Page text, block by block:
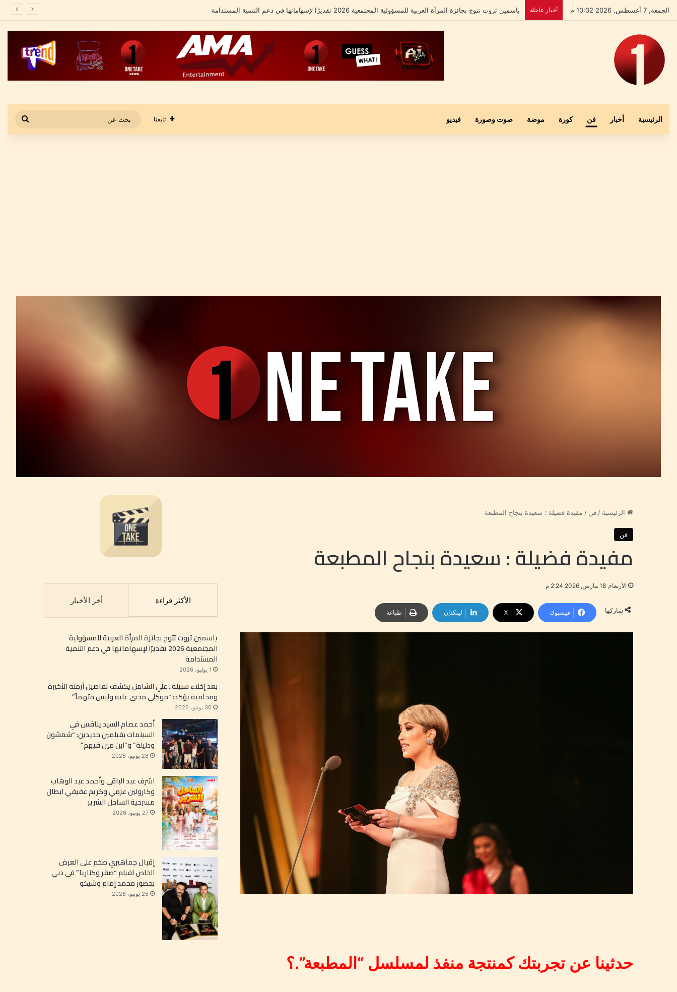
الجمعة, 7 أغسطس, 2026 10:02 م أخبار عاجلة بعد إخلاء سبيله.. علي الشامل يكشف تفاصيل أزمته الأخيرة ومحاميه يؤكد: “موكلي مجني عليه وليس متهماً”
الرئيسية أخبار فن كورة موضة صوت وصورة فيديو تابعنا
عن
الرئيسية / فن / مفيدة فضيلة : سعيدة بنجاح المطبعة
فن
مفيدة فضيلة : سعيدة بنجاح المطبعة
الأربعاء, 18 مارس, 2026 2:24 م
شاركها فيسبوك ‫X لينكدإن طباعة
حدثينا عن تجربتك كمنتجة منفذ لمسلسل “المطبعة”.؟
الأكثر قراءة أخر الأخبار
ياسمين ثروت تتوج بجائزة المرأة العربية للمسؤولية
المجتمعية 2026 تقديرًا لإسهاماتها في دعم التنمية
المستدامة
1 يوليو، 2026
بعد إخلاء سبيله.. علي الشامل يكشف تفاصيل أزمته الأخيرة
ومحاميه يؤكد: “موكلي مجني عليه وليس متهماً”
30 يونيو، 2026
أحمد عصام السيد ينافس في
السينمات بفيلمين جديدين: “شمشون
ودليلة” و”ابن مين فيهم”
28 يونيو، 2026
اشرف عبد الباقي وأحمد عبد الوهاب
وكارولين عزمي وكريم عفيفي ابطال
مسرحية الساحل الشرير
27 يونيو، 2026
إقبال جماهيري ضخم على العرض
الخاص لفيلم “صقر وكناريا” في دبي
بحضور محمد إمام وشيكو
25 يونيو، 2026